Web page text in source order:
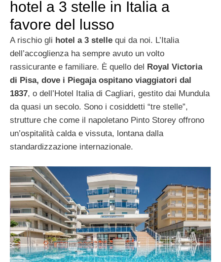
hotel a 3 stelle in Italia a
favore del lusso
A rischio gli hotel a 3 stelle qui da noi. L’Italia
dell’accoglienza ha sempre avuto un volto
rassicurante e familiare. È quello del
Royal Victoria
di Pisa, dove i Piegaja ospitano viaggiatori dal
1837, o dell’Hotel Italia di Cagliari, gestito dai Mundula
da quasi un secolo. Sono i cosiddetti “tre stelle”,
strutture che come il napoletano Pinto Storey offrono
un’ospitalità calda e vissuta, lontana dalla
standardizzazione internazionale.